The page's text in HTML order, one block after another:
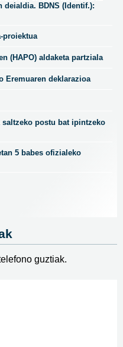
BDNS (Identif.):
proiektua
(HAPO) aldaketa partziala
Eremuaren deklarazioa
saltzeko postu bat ipintzeko
5 babes ofizialeko
guztiak.